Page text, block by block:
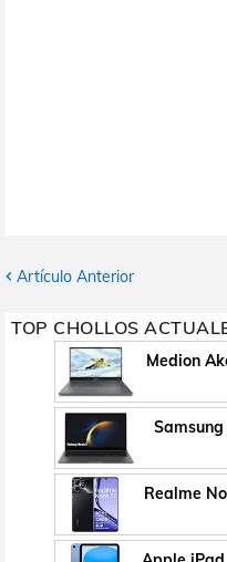
Artículo Anterior
TOP CHOLLOS
Medion
Realme